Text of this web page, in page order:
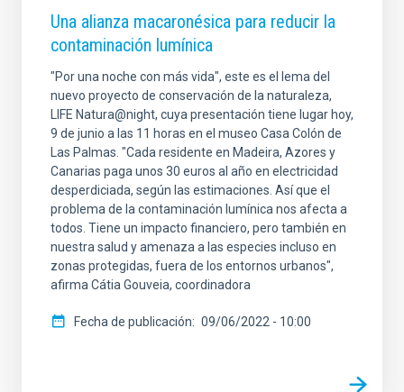
Una alianza macaronésica para reducir la
contaminación lumínica
"Por una noche con más vida", este es el lema del
nuevo proyecto de conservación de la naturaleza,
LIFE Natura@night, cuya presentación tiene lugar hoy,
9 de junio a las 11 horas en el museo Casa Colón de
Las Palmas. "Cada residente en Madeira, Azores y
Canarias paga unos 30 euros al año en electricidad
desperdiciada, según las estimaciones. Así que el
problema de la contaminación lumínica nos afecta a
todos. Tiene un impacto financiero, pero también en
nuestra salud y amenaza a las especies incluso en
zonas protegidas, fuera de los entornos urbanos",
afirma Cátia Gouveia, coordinadora
Fecha de publicación 09/06/2022 - 10:00